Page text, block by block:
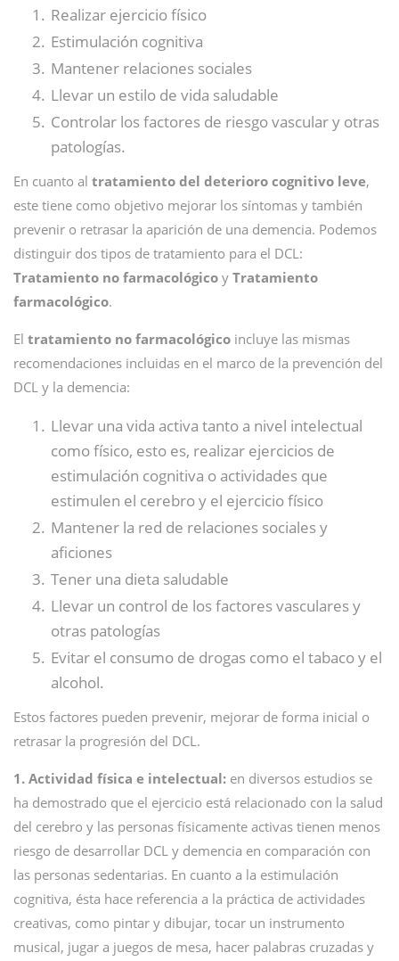
Realizar ejercicio físico
Estimulación cognitiva
Mantener relaciones sociales
Llevar un estilo de vida saludable
Controlar los factores de riesgo vascular y otras
patologías.
En cuanto al tratamiento del deterioro cognitivo leve,
este tiene como objetivo mejorar los síntomas y también
prevenir o retrasar la aparición de una demencia. Podemos
distinguir dos tipos de tratamiento para el DCL:
Tratamiento no farmacológico y Tratamiento
farmacológico.
El tratamiento no farmacológico incluye las mismas
recomendaciones incluidas en el marco de la prevención del
DCL y la demencia:
Llevar una vida activa tanto a nivel intelectual
como físico, esto es, realizar ejercicios de
estimulación cognitiva o actividades que
estimulen el cerebro y el ejercicio físico
Mantener la red de relaciones sociales y
aficiones
Tener una dieta saludable
Llevar un control de los factores vasculares y
otras patologías
Evitar el consumo de drogas como el tabaco y el
alcohol.
Estos factores pueden prevenir, mejorar de forma inicial o
retrasar la progresión del DCL.
1. Actividad física e intelectual: en diversos estudios se
ha demostrado que el ejercicio está relacionado con la salud
del cerebro y las personas físicamente activas tienen menos
riesgo de desarrollar DCL y demencia en comparación con
las personas sedentarias. En cuanto a la estimulación
cognitiva, ésta hace referencia a la práctica de actividades
creativas, como pintar y dibujar, tocar un instrumento
musical, jugar a juegos de mesa, hacer palabras cruzadas y